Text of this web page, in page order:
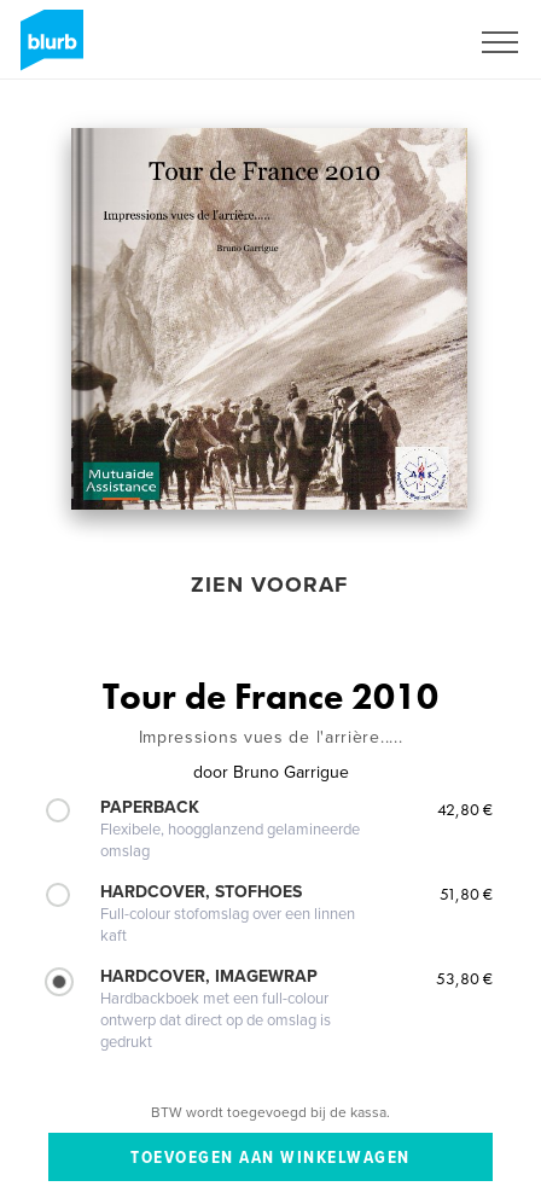
ZIEN VOORAF
Tour de France 2010
Impressions vues de l'arrière.....
door Bruno Garrigue
PAPERBACK
Flexibele, hoogglanzend gelamineerde
omslag
42,80 €
HARDCOVER, STOFHOES
Full-colour stofomslag over een linnen
kaft
51,80 €
HARDCOVER, IMAGEWRAP
Hardbackboek met een full-colour
ontwerp dat direct op de omslag is
gedrukt
53,80 €
BTW wordt toegevoegd bij de kassa.